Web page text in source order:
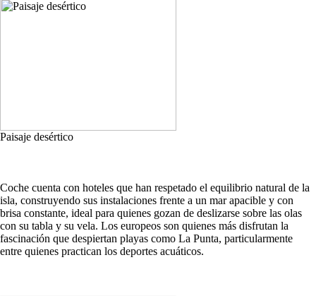
Paisaje desértico
Coche cuenta con hoteles que han respetado el equilibrio natural de la
isla, construyendo sus instalaciones frente a un mar apacible y con
brisa constante, ideal para quienes gozan de deslizarse sobre las olas
con su tabla y su vela. Los europeos son quienes más disfrutan la
fascinación que despiertan playas como La Punta, particularmente
entre quienes practican los deportes acuáticos.